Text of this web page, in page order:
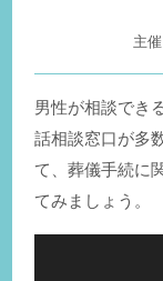
男性が相談でき
話相談窓口が多
て、葬儀手続に
てみましょう。